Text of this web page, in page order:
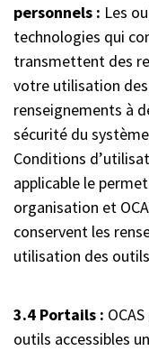
personnels : Les
technologies qui
transmettent des
votre utilisation des
renseignements à
sécurité du
Conditions
applicable le
organisation et
conservent les
utilisation des
3.4 Portails :
outils accessibles